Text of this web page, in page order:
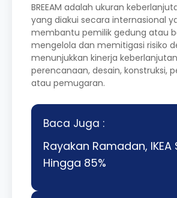
BREEAM adalah ukuran
yang diakui secara internasional
membantu pemilik gedung atau
mengelola dan memitigasi risiko
menunjukkan kinerja
perencanaan, desain, konstruksi,
atau pemugaran.
Baca Juga :
Rayakan Ramadan, IKEA
Hingga 85%